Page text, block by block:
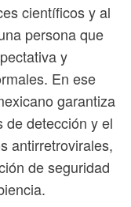
científicos y al
persona que
y
En ese
garantiza
de detección y el
antirretrovirales,
de seguridad